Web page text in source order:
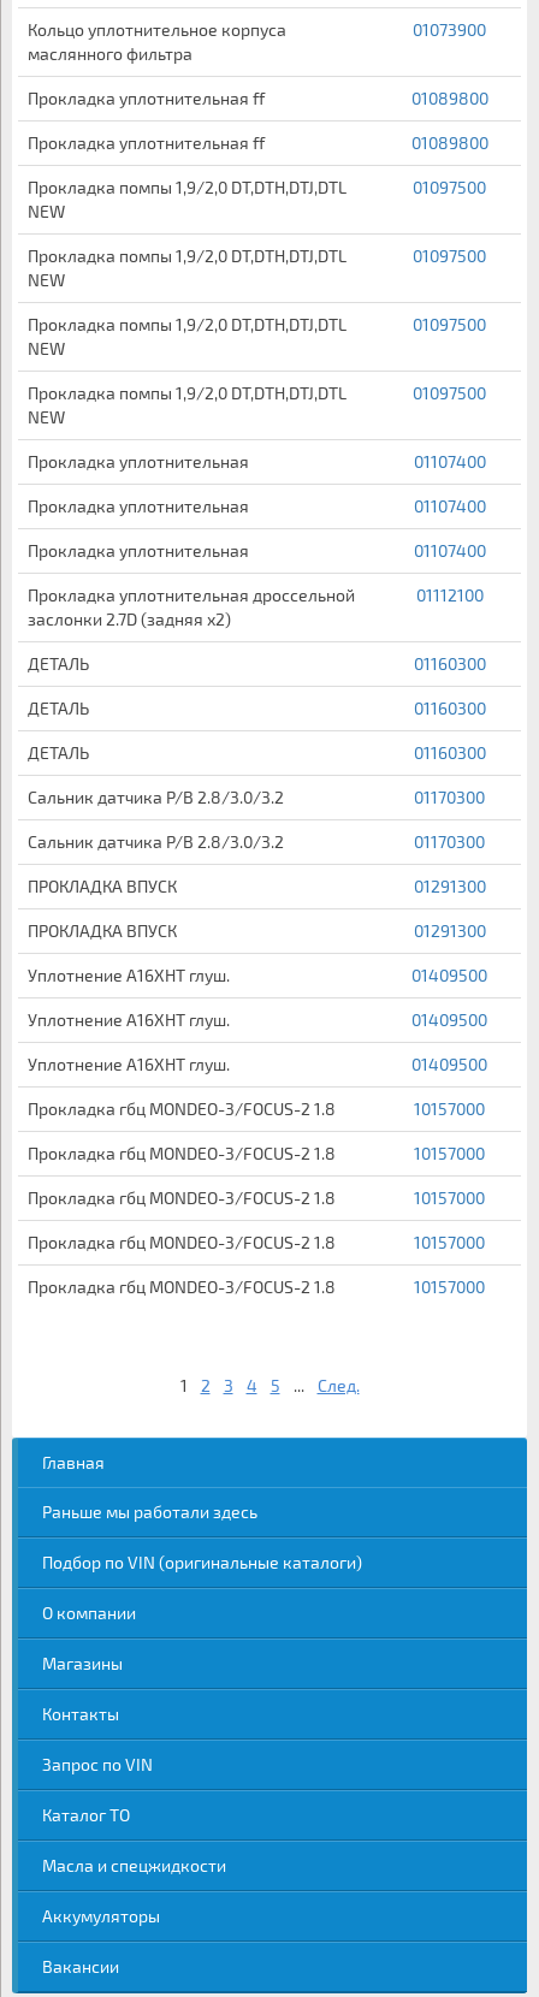
Кольцо уплотнительное корпуса
маслянного фильтра
01073900
Прокладка уплотнительная ff 01089800
Прокладка уплотнительная ff 01089800
Прокладка помпы 1,9/2,0 DT,DTH,DTJ,DTL
NEW
01097500
Прокладка помпы 1,9/2,0 DT,DTH,DTJ,DTL
NEW
01097500
Прокладка помпы 1,9/2,0 DT,DTH,DTJ,DTL
NEW
01097500
Прокладка помпы 1,9/2,0 DT,DTH,DTJ,DTL
NEW
01097500
Прокладка уплотнительная 01107400
Прокладка уплотнительная 01107400
Прокладка уплотнительная 01107400
Прокладка уплотнительная дроссельной
заслонки 2.7D (задняя х2)
01112100
ДЕТАЛЬ 01160300
ДЕТАЛЬ 01160300
ДЕТАЛЬ 01160300
Сальник датчика Р/В 2.8/3.0/3.2 01170300
Сальник датчика Р/В 2.8/3.0/3.2 01170300
ПРОКЛАДКА ВПУСК 01291300
ПРОКЛАДКА ВПУСК 01291300
Уплотнение A16XHT глуш. 01409500
Уплотнение A16XHT глуш. 01409500
Уплотнение A16XHT глуш. 01409500
Прокладка гбц MONDEO-3/FOCUS-2 1.8 10157000
Прокладка гбц MONDEO-3/FOCUS-2 1.8 10157000
Прокладка гбц MONDEO-3/FOCUS-2 1.8 10157000
Прокладка гбц MONDEO-3/FOCUS-2 1.8 10157000
Прокладка гбц MONDEO-3/FOCUS-2 1.8 10157000
1 2 3 4 5 ... След.
Главная
Раньше мы работали здесь
Подбор по VIN (оригинальные каталоги)
О компании
Магазины
Контакты
Запрос по VIN
Каталог ТО
Масла и спецжидкости
Аккумуляторы
Вакансии